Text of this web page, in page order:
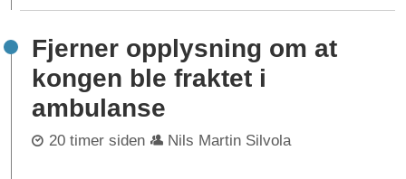
Fjerner opplysning om at
kongen ble fraktet i
ambulanse
20 timer siden Nils Martin Silvola